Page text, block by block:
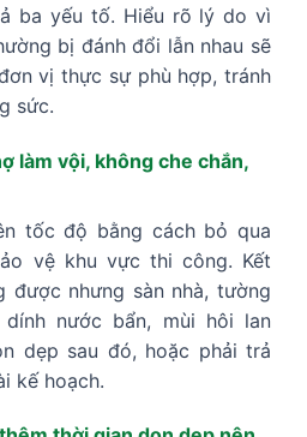
ba yếu tố. Hiểu rõ lý do vì
bị đánh đổi lẫn nhau sẽ
vị thực sự phù hợp, tránh
sức.
làm vội, không che chắn,
tốc độ bằng cách bỏ qua
vệ khu vực thi công. Kết
được nhưng sàn nhà, tường
nước bẩn, mùi hôi lan
dẹp sau đó, hoặc phải trả
kế hoạch.